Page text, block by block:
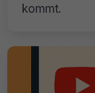
kommt.